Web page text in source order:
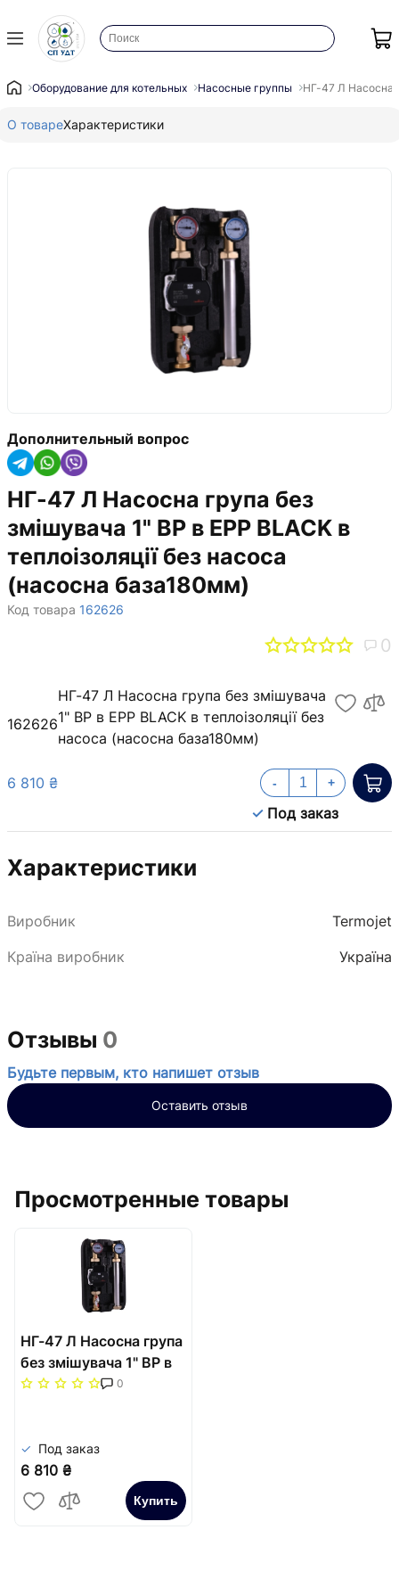
Оборудование для котельных Насосные группы НГ-47 Л Насосна
О товареХарактеристики
Дополнительный вопрос
НГ-47 Л Насосна група без
змішувача 1" ВР в ЕPР BLACK в
теплоізоляції без насоса
(насосна база180мм)
Код товара 162626
0
162626
НГ-47 Л Насосна група без змішувача
1" ВР в ЕPР BLACK в теплоізоляції без
насоса (насосна база180мм)
6 810 ₴
Под заказ
- +
Характеристики
Виробник
Termojet
Країна виробник
Україна
Отзывы 0
Будьте первым, кто напишет отзыв
Оставить отзыв
Просмотренные товары
НГ-47 Л Насосна група
без змішувача 1" ВР в
ЕPР BLACK в
база180мм)
0
Под заказ
6 810 ₴
Купить